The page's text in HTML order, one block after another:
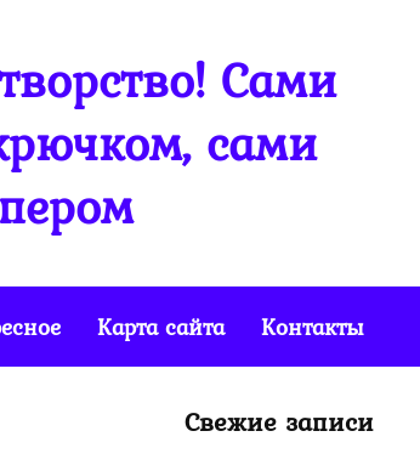
Сами
сами
Карта сайта Контакты
Свежие записи